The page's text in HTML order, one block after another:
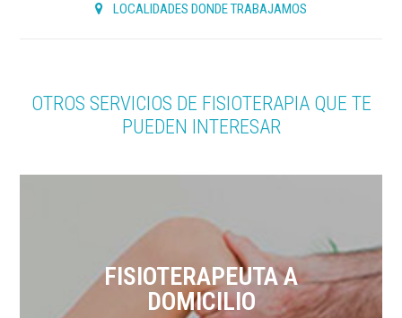
LOCALIDADES DONDE TRABAJAMOS
OTROS SERVICIOS DE FISIOTERAPIA QUE TE
PUEDEN INTERESAR
FISIOTERAPEUTA A
DOMICILIO